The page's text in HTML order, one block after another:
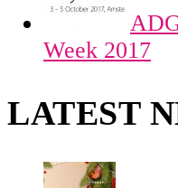
Week 2017
LATEST